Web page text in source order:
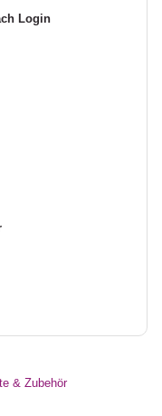
Login
& Zubehör